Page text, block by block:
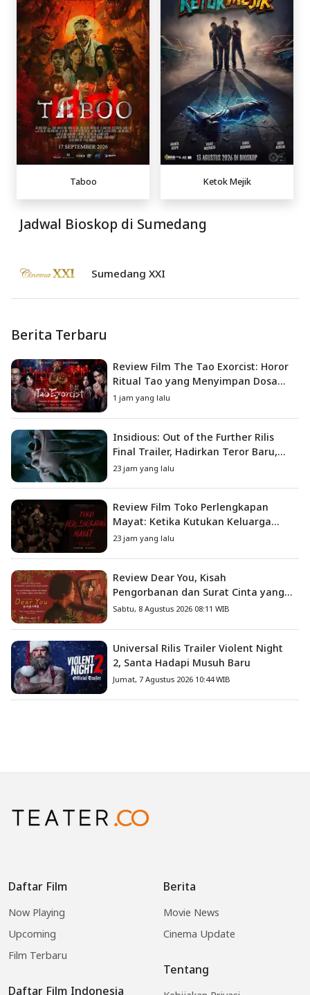
Taboo Ketok Mejik
Jadwal Bioskop di Sumedang
Sumedang XXI
Berita Terbaru
Review Film The Tao Exorcist: Horor
Ritual Tao yang Menyimpan Dosa
Masa Lalu
1 jam yang lalu
Insidious: Out of the Further Rilis
Final Trailer, Hadirkan Teror Baru,
Iblis Kini Masuk ke Dunia Manusia
23 jam yang lalu
Review Film Toko Perlengkapan
Mayat: Ketika Kutukan Keluarga
Menjadi Sumber Teror yang
23 jam yang lalu
Review Dear You, Kisah
Pengorbanan dan Surat Cinta yang
Menyentuh Hati
Sabtu, 8 Agustus 2026 08:11 WIB
Universal Rilis Trailer Violent Night
2, Santa Hadapi Musuh Baru
Jumat, 7 Agustus 2026 10:44 WIB
Daftar Film
Now Playing
Upcoming
Film Terbaru
Daftar Film Indonesia
Berita
Movie News
Cinema Update
Tentang